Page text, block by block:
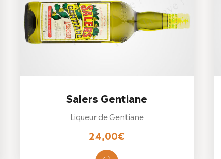
Salers Gentiane
Liqueur de Gentiane
24,00€